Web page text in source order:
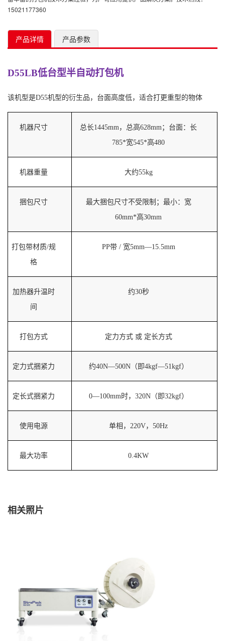
15021177360
产品详情 产品参数
D55LB低台型半自动打包机
该机型是D55机型的衍生品，台面高度低，适合打更重型的物体
机器尺寸
总长1445mm，总高628mm；台面：长
785*宽545*高480
机器重量 大约55kg
捆包尺寸
最大捆包尺寸不受限制；最小：宽
60mm*高30mm
打包带材质/规
格
PP带 / 宽5mm—15.5mm
加热器升温时
间
约30秒
打包方式 定力方式 或 定长方式
定力式捆紧力 约40N—500N（即4kgf—51kgf）
定长式捆紧力 0—100mm时，320N（即32kgf）
使用电源 单相，220V，50Hz
最大功率 0.4KW
相关照片